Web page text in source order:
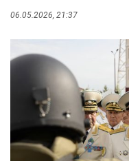
06.05.2026, 21:37